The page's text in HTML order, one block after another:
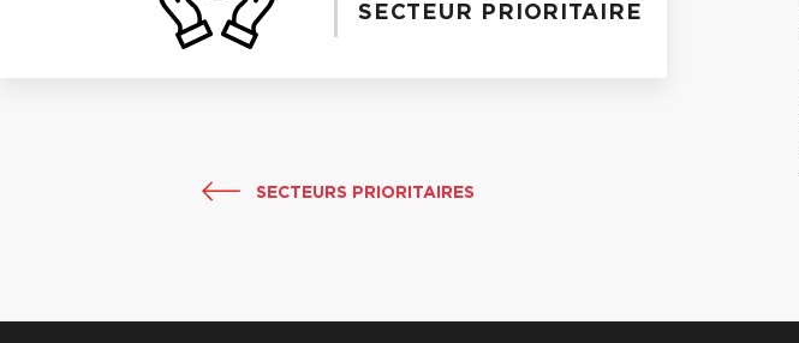
SECTEUR PRIORITAIRE
SECTEURS PRIORITAIRES